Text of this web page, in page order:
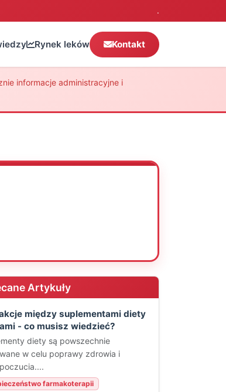
.
Rynek leków Kontakt
informacje administracyjne i
Artykuły
między suplementami diety
- co musisz wiedzieć?
diety są powszechnie
w celu poprawy zdrowia i
farmakoterapii